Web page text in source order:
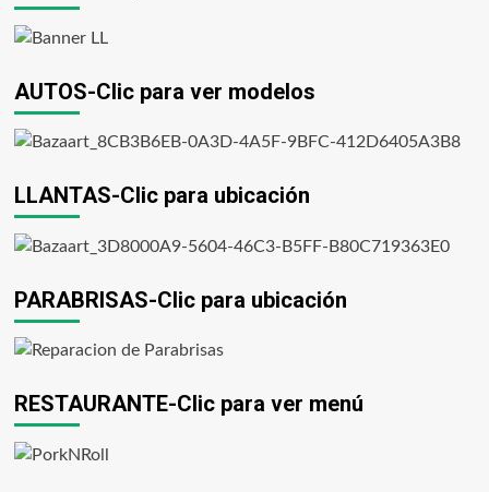
AUTOS-Clic para ver modelos
LLANTAS-Clic para ubicación
PARABRISAS-Clic para ubicación
RESTAURANTE-Clic para ver menú